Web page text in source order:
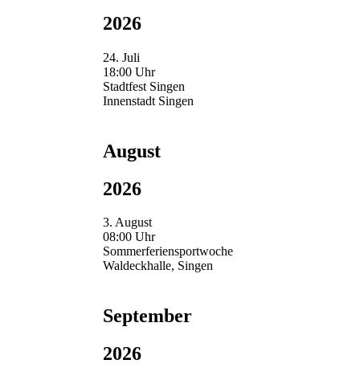
2026
24. Juli
18:00 Uhr
Stadtfest Singen
Innenstadt Singen
August
2026
3. August
08:00 Uhr
Sommerferiensportwoche
Waldeckhalle, Singen
September
2026